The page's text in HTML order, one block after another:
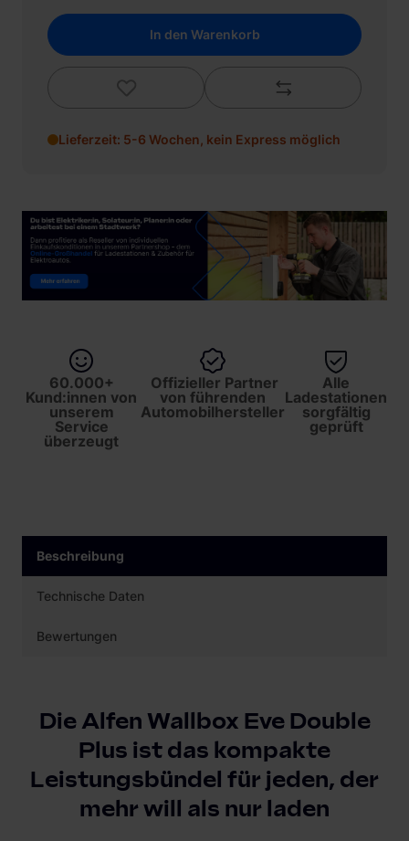
In den Warenkorb
Lieferzeit: 5-6 Wochen, kein Express möglich
60.000+
Kund:innen von
unserem
Service
überzeugt
Offizieller Partner
von führenden
Automobilhersteller
Alle
Ladestationen
sorgfältig
geprüft
Beschreibung
Technische Daten
Bewertungen
Die Alfen Wallbox Eve Double
Plus ist das kompakte
Leistungsbündel für jeden, der
mehr will als nur laden